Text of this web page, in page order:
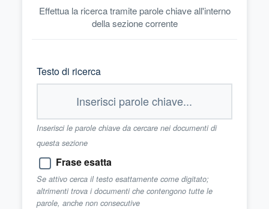
Effettua la ricerca tramite parole chiave all'interno
della sezione corrente
Testo di ricerca
Inserisci le parole chiave da cercare nei documenti di
questa sezione
Frase esatta
Se attivo cerca il testo esattamente come digitato;
altrimenti trova i documenti che contengono tutte le
parole, anche non consecutive